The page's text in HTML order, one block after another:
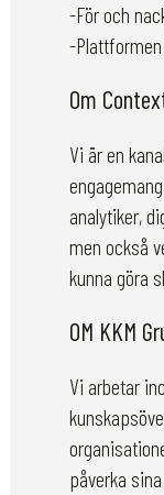
-För och
-
Om
Vi är en
analytiker,
men också
kunna göra
OM KKM
Vi arbetar
påverka